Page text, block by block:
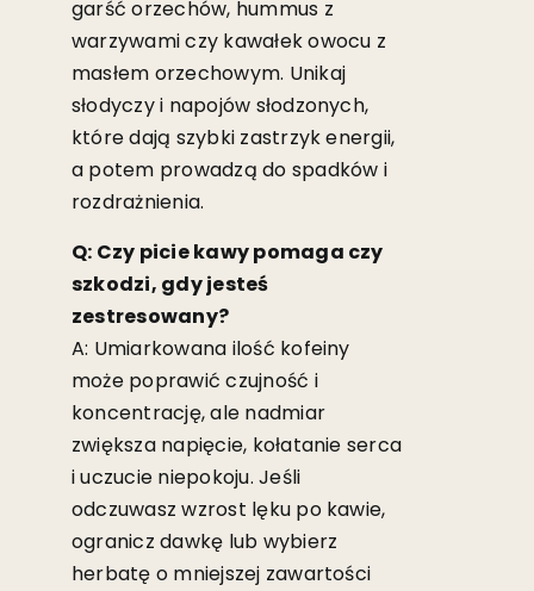
garść orzechów, hummus z
warzywami czy kawałek owocu z
masłem orzechowym. Unikaj
słodyczy i napojów słodzonych,
które dają szybki zastrzyk energii,
a potem prowadzą do spadków i
rozdrażnienia.
Q: Czy picie kawy pomaga czy
szkodzi, gdy jesteś
zestresowany?
A: Umiarkowana ilość kofeiny
może poprawić czujność i
koncentrację, ale nadmiar
zwiększa napięcie, kołatanie serca
i uczucie niepokoju. Jeśli
odczuwasz wzrost lęku po kawie,
ogranicz dawkę lub wybierz
herbatę o mniejszej zawartości